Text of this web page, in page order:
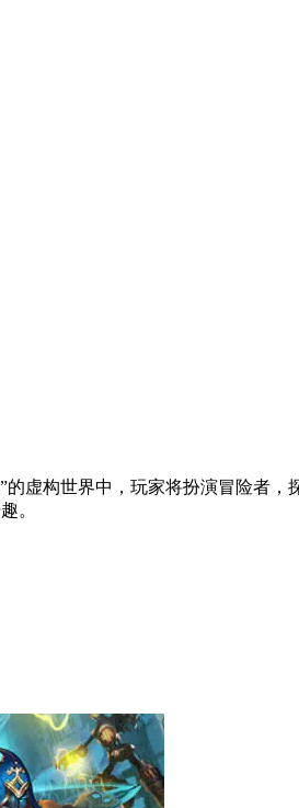
虚构世界中，玩家将扮演冒险者
。